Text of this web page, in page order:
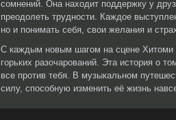
сомнений. Она находит поддержку у
преодолеть трудности. Каждое
но и понимать себя, свои желания и
С каждым новым шагом на сцене Хитоми
горьких разочарований. Эта история о
все против тебя. В музыкальном
силу, способную изменить её жизнь